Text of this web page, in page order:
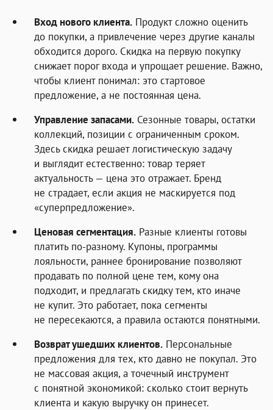
Вход нового клиента. Продукт сложно оценить
до покупки, а привлечение через другие каналы
обходится дорого. Скидка на первую покупку
снижает порог входа и упрощает решение. Важно,
чтобы клиент понимал: это стартовое
предложение, а не постоянная цена.
Управление запасами. Сезонные товары, остатки
коллекций, позиции с ограниченным сроком.
Здесь скидка решает логистическую задачу
и выглядит естественно: товар теряет
актуальность — цена это отражает. Бренд
не страдает, если акция не маскируется под
«суперпредложение».
Ценовая сегментация. Разные клиенты готовы
платить по-разному. Купоны, программы
лояльности, раннее бронирование позволяют
продавать по полной цене тем, кому она
подходит, и предлагать скидку тем, кто иначе
не купит. Это работает, пока сегменты
не пересекаются, а правила остаются понятными.
Возврат ушедших клиентов. Персональные
предложения для тех, кто давно не покупал. Это
не массовая акция, а точечный инструмент
с понятной экономикой: сколько стоит вернуть
клиента и какую выручку он принесет.